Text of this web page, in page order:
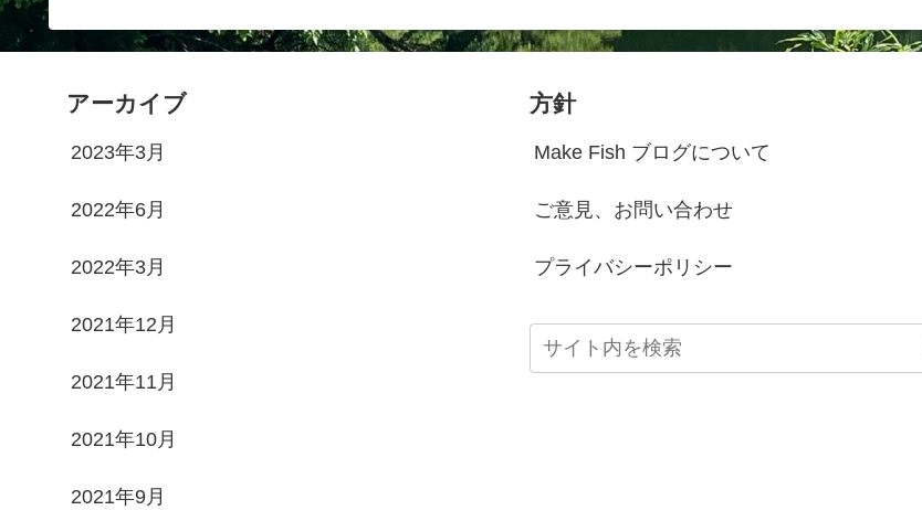
アーカイブ
2023年3月
2022年6月
2022年3月
2021年12月
2021年11月
2021年10月
2021年9月
方針
Make Fish ブログについて
ご意見、お問い合わせ
プライバシーポリシー